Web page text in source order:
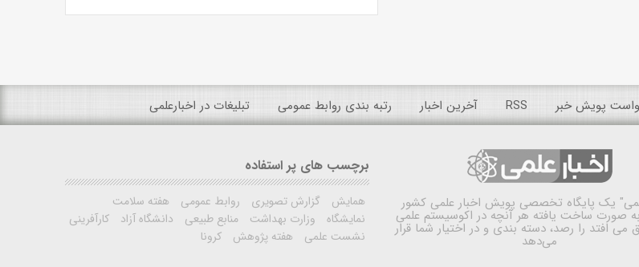
پویش خبر RSS آخرین اخبار رتبه بندی روابط عمومی تبلیغات در اخبارعلمی
یک پایگاه تخصصی پویش اخبار علمی کشور
صورت ساخت یافته هر آنچه در اکوسیستم علمی
می افتد را رصد، دسته بندی و در اختیار شما قرار
می‌دهد
برچسب های پر استفاده
همایش گزارش تصویری روابط عمومی
هفته سلامت
نمایشگاه
وزارت بهداشت منابع طبیعی دانشگاه آزاد
کارآفرینی
نشست علمی
هفته پژوهش کرونا